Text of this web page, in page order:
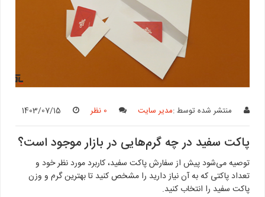
منتشر شده توسط :مدیر سایت 0 نظر 1403/07/15
پاکت سفید در چه گرم‌هایی در بازار موجود است؟
توصیه می‌شود پیش از سفارش پاکت سفید، کاربرد مورد نظر خود و
تعداد پاکتی که به آن نیاز دارید را مشخص کنید تا بهترین گرم و وزن
پاکت سفید را انتخاب کنید.